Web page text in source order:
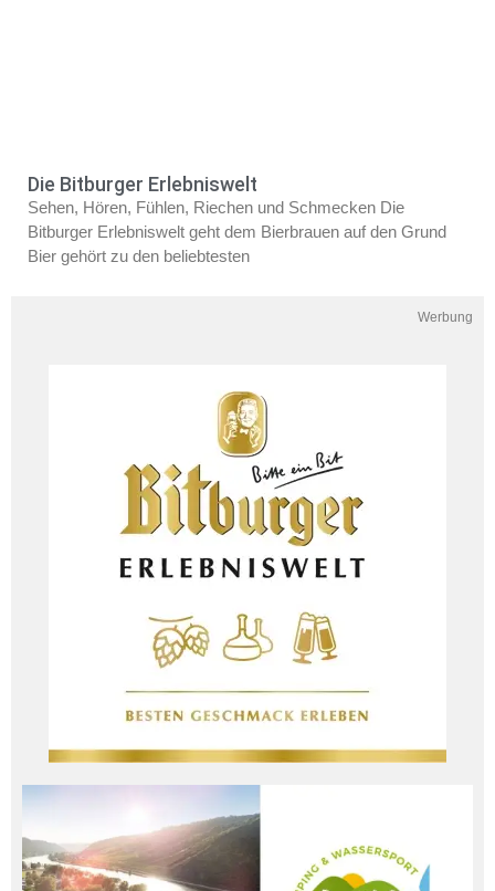
Die Bitburger Erlebniswelt
Sehen, Hören, Fühlen, Riechen und Schmecken Die
Bitburger Erlebniswelt geht dem Bierbrauen auf den Grund
Bier gehört zu den beliebtesten
Werbung